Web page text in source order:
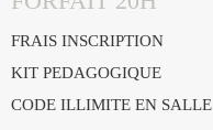
FRAIS INSCRIPTION
KIT PEDAGOGIQUE
CODE ILLIMITE EN SALLE